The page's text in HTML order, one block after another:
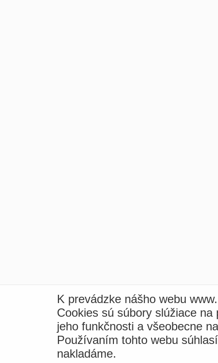
K prevádzke nášho webu
Cookies sú súbory slúžiace
jeho funkčnosti a všeobecne
Používaním tohto webu
nakladáme.